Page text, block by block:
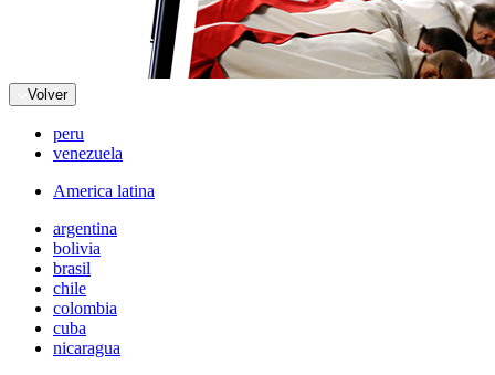
Volver
peru
venezuela
America latina
argentina
bolivia
brasil
chile
colombia
cuba
nicaragua